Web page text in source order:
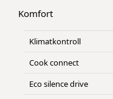
Komfort
Klimatkontroll
Cook connect
Eco silence drive